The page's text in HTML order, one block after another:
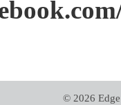
© 2026